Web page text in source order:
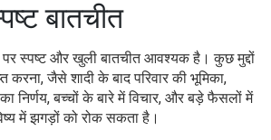
बातचीत
पर स्पष्ट और खुली बातचीत आवश्यक है। कुछ मुद्दों
करना, जैसे शादी के बाद परिवार की भूमिका,
निर्णय, बच्चों के बारे में विचार, और बड़े फैसलों में
में झगड़ों को रोक सकता है।